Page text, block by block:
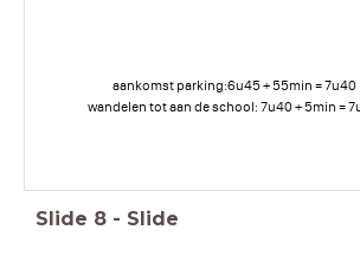
aankomst parking:6u45 + 55min = 7u40
wandelen tot aan de school: 7u40 + 5min =
Slide 8 - Slide